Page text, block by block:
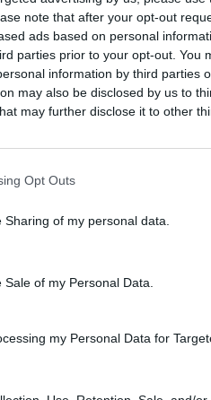
note that after your opt-out
ads based on personal
parties prior to your opt-out. You
information by third parties
may also be disclosed by us to
may further disclose it to other
Opt Outs
of my personal data.
of my Personal Data.
my Personal Data for